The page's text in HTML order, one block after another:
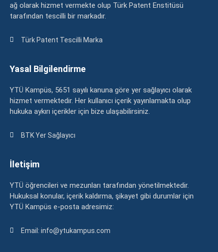
ağ olarak hizmet vermekte olup Türk Patent Enstitüsü
tarafından tescilli bir markadır.
Türk Patent Tescilli Marka
Yasal Bilgilendirme
YTÜ Kampüs, 5651 sayılı kanuna göre yer sağlayıcı olarak
hizmet vermektedir. Her kullanıcı içerik yayınlamakta olup
hukuka aykırı içerikler için bize ulaşabilirsiniz.
BTK Yer Sağlayıcı
İletişim
YTÜ öğrencileri ve mezunları tarafından yönetilmektedir.
Hukuksal konular, içerik kaldırma, şikayet gibi durumlar için
YTÜ Kampüs e-posta adresimiz:
Email: info@ytukampus.com